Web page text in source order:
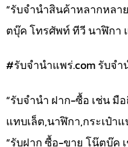
“รับจำนำสินค้าหลากหลา
ตบุ๊ค โทรศัพท์ ทีวี นาฬิกา
#รับจํานําแพร่.com รับจำ
“รับจำนำ ฝาก-ซื้อ เช่น มื
แทบเล็ต,นาฬิกา,กระเป๋า
“รับฝาก ซื้อ-ขาย โน๊ตบุ๊ค